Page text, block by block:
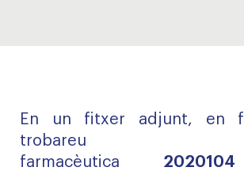
En un fitxer adjunt, en
trobareu
farmacèutica